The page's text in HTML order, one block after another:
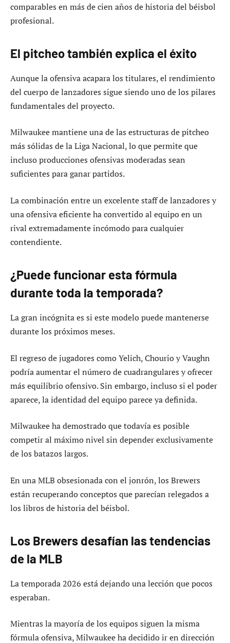
comparables en más de cien años de historia del béisbol
profesional.
El pitcheo también explica el éxito
Aunque la ofensiva acapara los titulares, el rendimiento
del cuerpo de lanzadores sigue siendo uno de los pilares
fundamentales del proyecto.
Milwaukee mantiene una de las estructuras de pitcheo
más sólidas de la Liga Nacional, lo que permite que
incluso producciones ofensivas moderadas sean
suficientes para ganar partidos.
La combinación entre un excelente staff de lanzadores y
una ofensiva eficiente ha convertido al equipo en un
rival extremadamente incómodo para cualquier
contendiente.
¿Puede funcionar esta fórmula
durante toda la temporada?
La gran incógnita es si este modelo puede mantenerse
durante los próximos meses.
El regreso de jugadores como Yelich, Chourio y Vaughn
podría aumentar el número de cuadrangulares y ofrecer
más equilibrio ofensivo. Sin embargo, incluso si el poder
aparece, la identidad del equipo parece ya definida.
Milwaukee ha demostrado que todavía es posible
competir al máximo nivel sin depender exclusivamente
de los batazos largos.
En una MLB obsesionada con el jonrón, los Brewers
están recuperando conceptos que parecían relegados a
los libros de historia del béisbol.
Los Brewers desafían las tendencias
de la MLB
La temporada 2026 está dejando una lección que pocos
esperaban.
Mientras la mayoría de los equipos siguen la misma
fórmula ofensiva, Milwaukee ha decidido ir en dirección